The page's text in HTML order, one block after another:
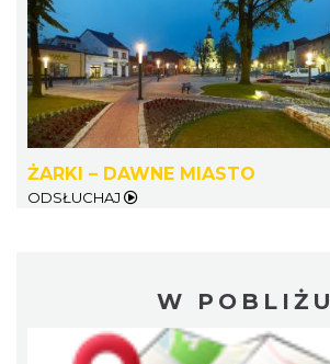
ŻARKI – DAWNE MIASTO
ODSŁUCHAJ
W POBLIŻU